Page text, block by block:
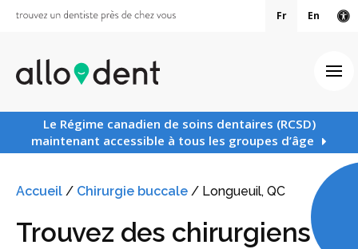
Fr En
Le Régime canadien de soins dentaires (RCSD)
maintenant accessible à tous les groupes d’âge
Accueil / Chirurgie buccale / Longueuil, QC
Trouvez des chirurgiens